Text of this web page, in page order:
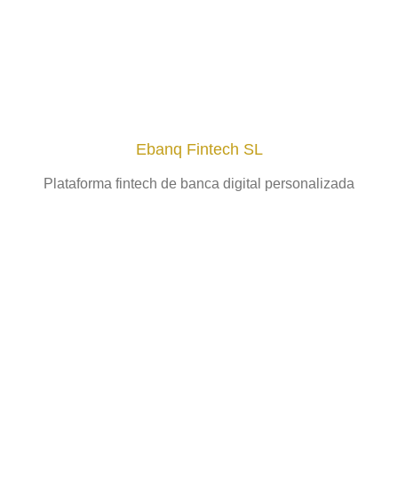
Ebanq Fintech SL
Plataforma fintech de banca digital personalizada